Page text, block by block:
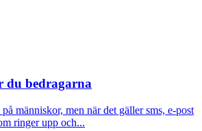
du bedragarna
människor, men när det gäller sms, e-post
ringer upp och...